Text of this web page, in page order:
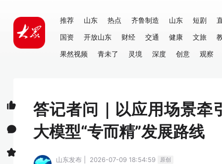
推荐 山东 热点 齐鲁制造 山东 短剧
国资
开放山东 财经 交通 健康 文旅
果然视频
青未了 灵境 深度 创意 观察
答记者问｜以应用场景牵
大模型“专而精”发展路线
山东发布 | 2026-07-09 18:54:59 原创